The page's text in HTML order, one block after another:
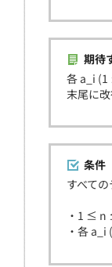
期待
各 a_i
末尾に
条件
すべて
・1 ≤ n
・各